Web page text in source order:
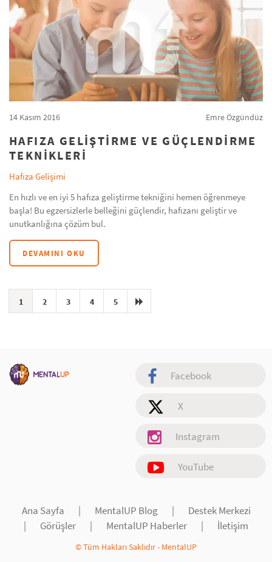
14 Kasım 2016 Emre Özgündüz
HAFIZA GELİŞTİRME VE GÜÇLENDİRME
TEKNİKLERİ
Hafıza Gelişimi
En hızlı ve en iyi 5 hafıza geliştirme tekniğini hemen öğrenmeye
başla! Bu egzersizlerle belleğini güçlendir, hafızanı geliştir ve
unutkanlığına çözüm bul.
DEVAMINI OKU
1 2 3 4 5
Facebook
X
Instagram
YouTube
Ana Sayfa | MentalUP Blog |
Destek Merkezi
|
Görüşler | MentalUP Haberler | İletişim
© Tüm Hakları Saklıdır - MentalUP